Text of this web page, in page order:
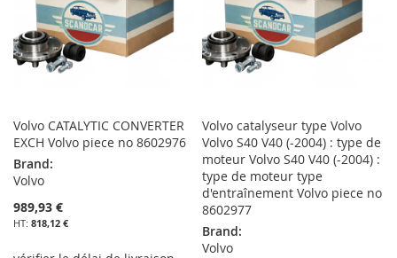
Volvo CATALYTIC CONVERTER
EXCH Volvo piece no 8602976
Brand:
Volvo
989,93 €
818,12 €
Volvo catalyseur type Volvo
Volvo S40 V40 (-2004) : type de
moteur Volvo S40 V40 (-2004) :
type de moteur type
d'entraînement Volvo piece no
8602977
Brand:
Volvo